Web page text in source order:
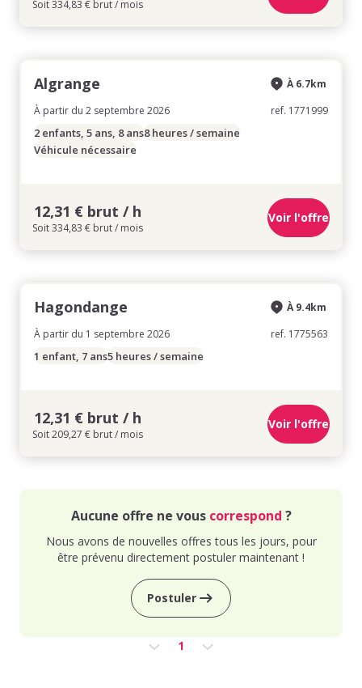
Soit 334,83 € brut / mois
Algrange
À partir du 2 septembre 2026
À 6.7km
ref. 1771999
2 enfants, 5 ans, 8 ans8 heures / semaine
Véhicule nécessaire
12,31 € brut / h
Soit 334,83 € brut / mois
Voir l'offre
Hagondange
À partir du 1 septembre 2026
À 9.4km
ref. 1775563
1 enfant, 7 ans5 heures / semaine
12,31 € brut / h
Soit 209,27 € brut / mois
Voir l'offre
Aucune offre ne vous correspond ?
Nous avons de nouvelles offres tous les jours, pour
être prévenu directement postuler maintenant !
Postuler
1